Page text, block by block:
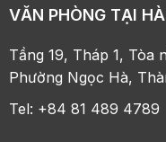
VĂN PHÒNG TẠI
Tầng 19, Tháp 1, Tòa
Phường Ngọc Hà,
Tel: +84 81 489 4789